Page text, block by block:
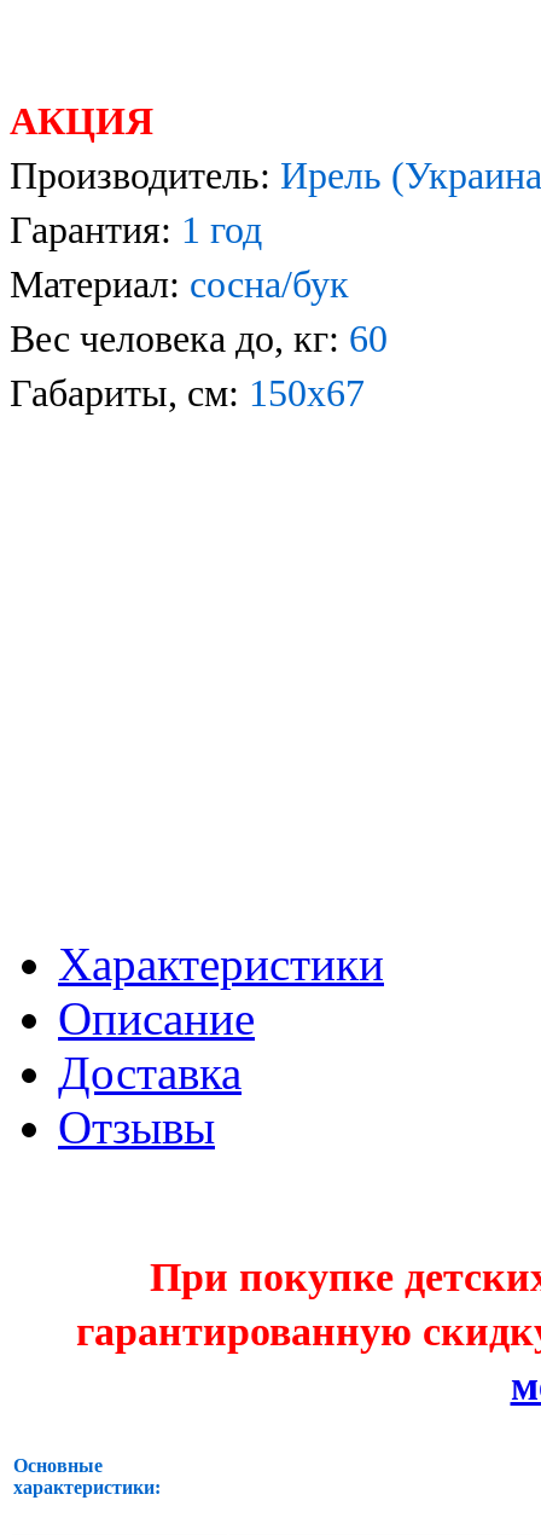
АКЦИЯ
Производитель: Ирель
Гарантия: 1 год
Материал: сосна/бук
Вес человека до, кг: 60
Габариты, см: 150х67
Характеристики
Описание
Доставка
Отзывы
При покупке
гарантированную
Основные
характеристики: